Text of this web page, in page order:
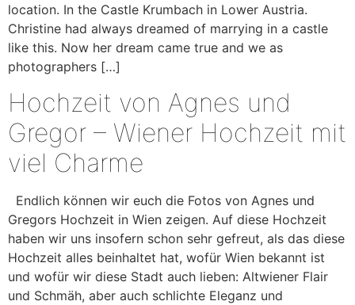
location. In the Castle Krumbach in Lower Austria.
Christine had always dreamed of marrying in a castle
like this. Now her dream came true and we as
photographers […]
Hochzeit von Agnes und
Gregor – Wiener Hochzeit mit
viel Charme
Endlich können wir euch die Fotos von Agnes und
Gregors Hochzeit in Wien zeigen. Auf diese Hochzeit
haben wir uns insofern schon sehr gefreut, als das diese
Hochzeit alles beinhaltet hat, wofür Wien bekannt ist
und wofür wir diese Stadt auch lieben: Altwiener Flair
und Schmäh, aber auch schlichte Eleganz und